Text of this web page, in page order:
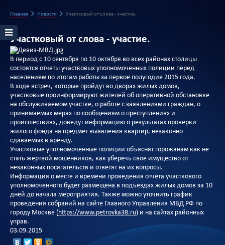
Главная Новости Участковый от слова - участие.
Участковый от слова - участие.
В период с 10 сентября по 10 октября во всех районах столицы
состоятся отчеты участковых уполномоченных полиции перед
населением по итогам работы за первое полугодие 2015 года.
В ходе встреч, которые пройдут во дворах жилых домов,
участковые проинформируют жителей об оперативной обстановке
на обслуживаемом участке, о работе с заявлениями граждан, о
принимаемых мерах по сообщениям о преступлениях и
происшествиях, доведут информацию о результатах проверки
жилого фонда на предмет выявления квартир, незаконно
сдаваемых в аренду.
Участковые уполномоченные полиции объяснят горожанам как не
стать жертвой мошенников, как уберечь свое имущество от
незаконных посягательств и ответят на их вопросы.
Информация о месте и времени проведения отчета участкового
уполномоченного будет размещена в подъездах жилых домов за 10
дней до начала мероприятия. Также можно уточнить график
проведения собраний на сайте Главного Управления МВД РФ по
городу Москве (https://www.petrovka38.ru) и на сайтах районных
управ.
03.09.2015